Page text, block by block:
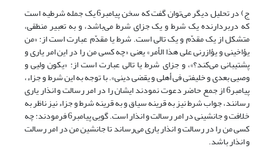
ج) در تحلیل دیگر می‌توان گفت که سخن پیامبر6 یک جمله شرطیه است
که دربردارنده یک شرط و یک جزای شرط می‌باشد، و به تعبیر منطقی،
متشکل از یک مقدّم و یک تالی است. شرط یا مقدّم عبارت است از: «من
یؤاخینی و یؤازرنی علی هذا الأمر» یعنی «چه کسی من را در این امر یاری و
پشتیبانی می‌کند؟»، و جزای شرط یا تالی عبارت است از: «یکون ولیی و
وصیی بعدی و خلیفتی فی أهلی و یقضی دینی». با توجه به این شرط و جزاء،
پیامبر6 از جمع حاضر دعوت نمودند ایشان را در امر رسالت و انذار یاری
رسانند، جواب شرط نیز به قرینه سیاق و به قرینه شرط و جزاء نیز ناظر به
خلافت و جانشینی در امر رسالت و انذار است. گویی پیامبر6 فرمودند: چه
کسی من را در رسالت و انذار یاری می‌رساند تا جانشین من در امر رسالت
و انذار باشد.